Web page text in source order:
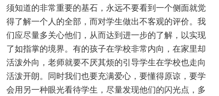
须知道的非常重要的基石，永远不要看到一个侧面就觉
得了解一个人的全部，而对学生做出不客观的评价。我
们应尽量多关心他们，从而达到进一步的了解，以实现
了如指掌的境界。有的孩子在学校非常内向，在家里却
活泼外向，老师就要不厌其烦的引导学生在学校也走向
活泼开朗。同时我们也要充满爱心，要懂得原谅，要学
会用另一种眼光看待学生，尽量发现他们的闪光点，多